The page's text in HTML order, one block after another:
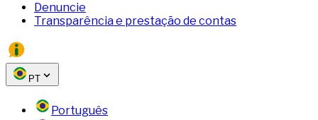
Denuncie
Transparência e prestação de contas
PT
Português